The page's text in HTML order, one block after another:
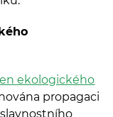
ekologického
propagaci